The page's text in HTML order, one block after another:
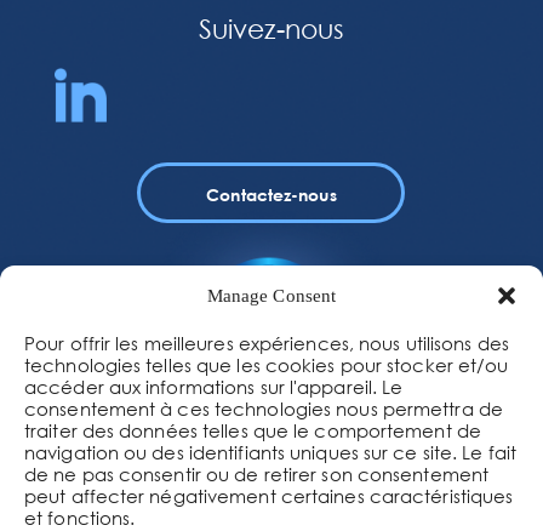
Manage Consent
Pour offrir les meilleures expériences, nous utilisons des
technologies telles que les cookies pour stocker et/ou
accéder aux informations sur l'appareil. Le
consentement à ces technologies nous permettra de
traiter des données telles que le comportement de
navigation ou des identifiants uniques sur ce site. Le fait
de ne pas consentir ou de retirer son consentement
peut affecter négativement certaines caractéristiques
et fonctions.
Suivez-nous
Contactez-nous
+1 438 889 6523
3310, 100e Avenue, suite 310, Laval (QC) H7T